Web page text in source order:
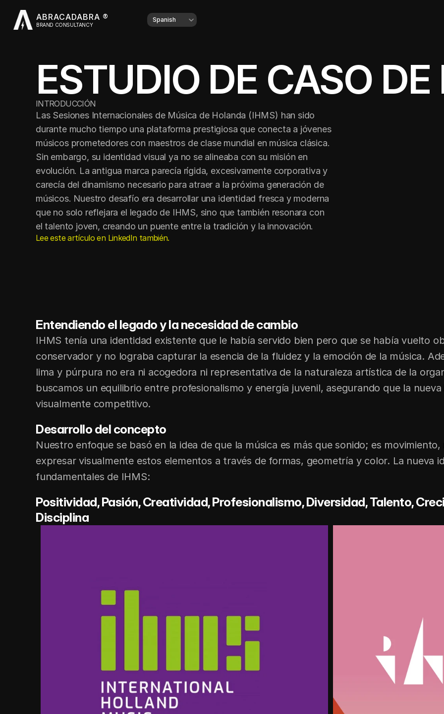
ABRACADABRA ®
BRAND CONSULTANCY
Select Language
Spanish
ESTUDIO DE CASO
INTRODUCCIÓN
Las Sesiones Internacionales de Música de Holanda (IHMS) han sido
durante mucho tiempo una plataforma prestigiosa que conecta a jóvenes
músicos prometedores con maestros de clase mundial en música clásica.
Sin embargo, su identidad visual ya no se alineaba con su misión en
evolución. La antigua marca parecía rígida, excesivamente corporativa y
carecía del dinamismo necesario para atraer a la próxima generación de
músicos. Nuestro desafío era desarrollar una identidad fresca y moderna
que no solo reflejara el legado de IHMS, sino que también resonara con
el talento joven, creando un puente entre la tradición y la innovación.
Lee este artículo en LinkedIn también.
Entendiendo el legado y la necesidad de cambio
IHMS tenía una identidad existente que le había servido bien pero que se había vuelto
conservador y no lograba capturar la esencia de la fluidez y la emoción de la música.
lima y púrpura no era ni acogedora ni representativa de la naturaleza artística de la
buscamos un equilibrio entre profesionalismo y energía juvenil, asegurando que la
visualmente competitivo.
Desarrollo del concepto
Nuestro enfoque se basó en la idea de que la música es más que sonido; es
expresar visualmente estos elementos a través de formas, geometría y color. La nueva
fundamentales de IHMS:
Positividad, Pasión, Creatividad, Profesionalismo, Diversidad, Talento,
Disciplina